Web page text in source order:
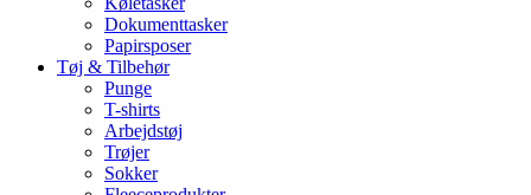
Dokumenttasker
Papirsposer
Tøj & Tilbehør
Punge
T-shirts
Arbejdstøj
Trøjer
Sokker